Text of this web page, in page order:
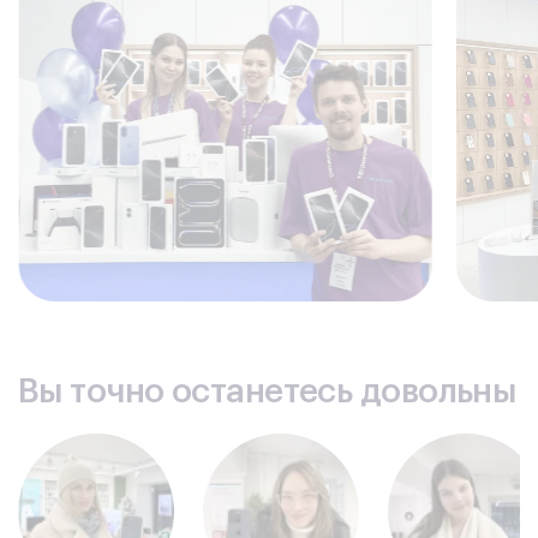
сервисного центра решит все имеющиеся проблемы
персонального компьютера.
Комплексный подходобеспечивает выявление всех
имеющихся неисправностей, их полное устранение.
Мы определим и ликвидируем дефекты программного
обеспечения, установив необходимые утилиты и
программы, выполнив их оптимальную настройку;
проведем ремонт или замену аппаратной части ПК;
проведем профилактическое обслуживание техники.
Цена ремонтаимеет веское обоснование и вполне
доступна. Мы не завышаем стоимость ремонта,
предлагая адекватные цены.
распространяется на качество
установленных запчастей и на все виды работы
Вы точно останетесь довольны